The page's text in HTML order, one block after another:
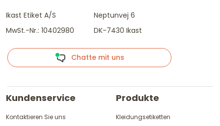
Ikast Etiket A/S
MwSt.-Nr.: 10402980
Neptunvej 6
DK-7430 Ikast
Chatte mit uns
Kundenservice
Kontaktieren Sie uns
Produkte
Kleidungsetiketten